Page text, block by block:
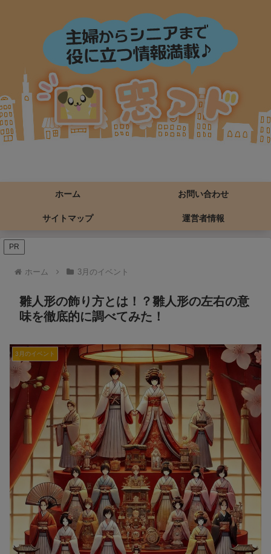
ホーム お問い合わせ
サイトマップ 運営者情報
PR
ホーム 3月のイベント
雛人形の飾り方とは！？雛人形の左右の意
味を徹底的に調べてみた！
3月のイベント